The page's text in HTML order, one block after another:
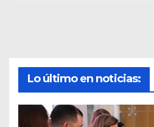
Lo último en noticias: